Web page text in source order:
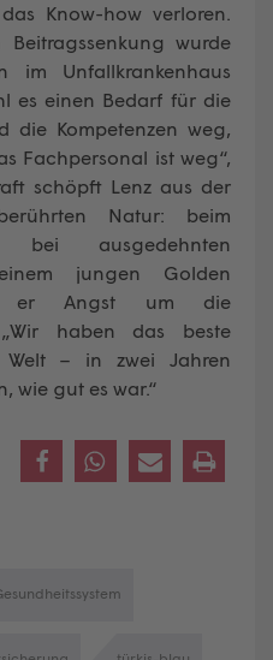
Know-how verloren.
wurde
im Unfallkrankenhaus
es einen Bedarf für die
die Kompetenzen weg,
Fachpersonal ist weg“,
schöpft Lenz aus der
Natur: beim
bei ausgedehnten
jungen Golden
er Angst um die
„Wir haben das beste
Welt – in zwei Jahren
wie gut es war.“